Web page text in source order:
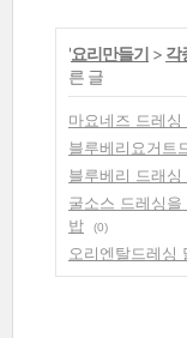
'요리만들기 > 각
른 글
마요네즈 드레
블루베리요거트
블루베리 드래
굴소스 드레싱
밥
(0)
오리엔탈드레싱